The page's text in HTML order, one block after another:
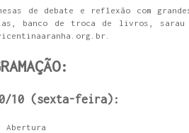
de debate e reflexão com
banco de troca de livros, sarau
10 (sexta-feira):
Abertura